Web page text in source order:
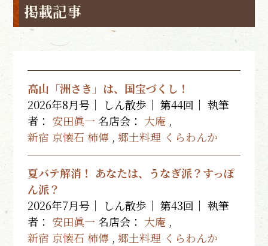
掲載記事
高山「洲さき」は、国宝づくし！
2026年8月号｜ しん散歩｜ 第44回｜執筆
者： 安田眞一 名店会： 大庵 ,
新宿 京懐石 柿傳 ,郷土料理 くらわんか
夏バテ解消！ あなたは、うなぎ派？すっぽ
ん派？
2026年7月号｜ しん散歩｜ 第43回｜執筆
者： 安田眞一 名店会： 大庵 ,
新宿 京懐石 柿傳 ,郷土料理 くらわんか